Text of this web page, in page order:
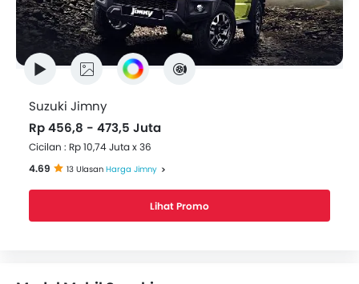
Suzuki Jimny
Rp 456,8 - 473,5 Juta
Cicilan : Rp 10,74 Juta x 36
4.69
13 Ulasan Harga Jimny
Lihat Promo